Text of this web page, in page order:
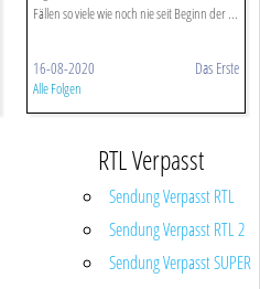
Fällen so viele wie noch nie seit Beginn der ...
16-08-2020 Das Erste
Alle Folgen
RTL Verpasst
Sendung Verpasst RTL
Sendung Verpasst RTL 2
Sendung Verpasst SUPER